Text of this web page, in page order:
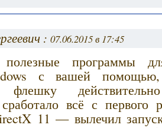
:07.06.2015 в 17:45
программы
с вашей
флешку
всё с первого
11 — вылечил